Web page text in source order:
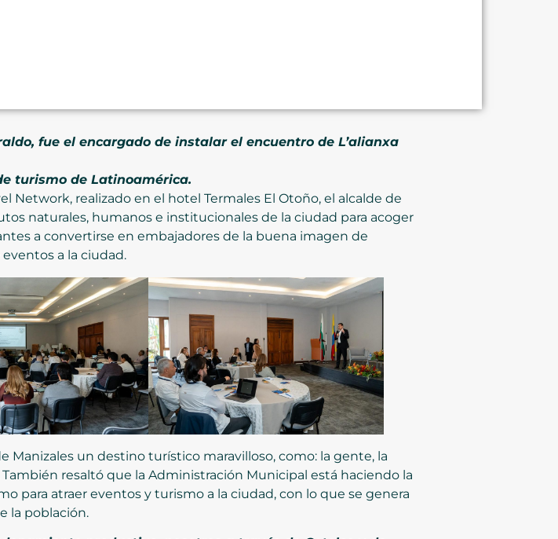
fue el encargado de instalar el encuentro de L’alianxa
turismo de Latinoamérica.
Network, realizado en el hotel Termales El Otoño, el alcalde de
naturales, humanos e institucionales de la ciudad para acoger
a convertirse en embajadores de la buena imagen de
a la ciudad.
un destino turístico maravilloso, como: la gente, la
resaltó que la Administración Municipal está haciendo la
para atraer eventos y turismo a la ciudad, con lo que se genera
la población.